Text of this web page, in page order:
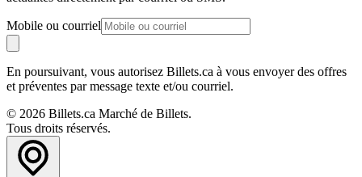
Mobile ou courriel
En poursuivant, vous autorisez Billets.ca à vous envoyer des offres
et préventes par message texte et/ou courriel.
© 2026 Billets.ca Marché de Billets.
Tous droits réservés.